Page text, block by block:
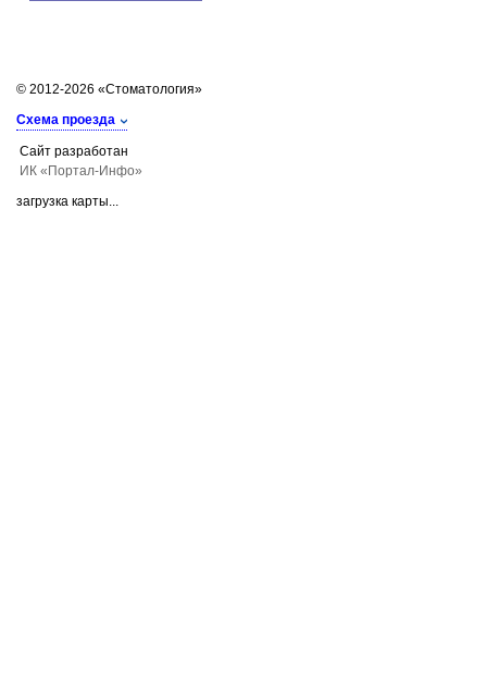
© 2012-2026 «Стоматология»
Схема проезда
Сайт разработан
ИК «Портал-Инфо»
загрузка карты...